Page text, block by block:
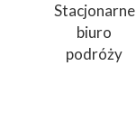
Stacjonarne
biuro
podróży